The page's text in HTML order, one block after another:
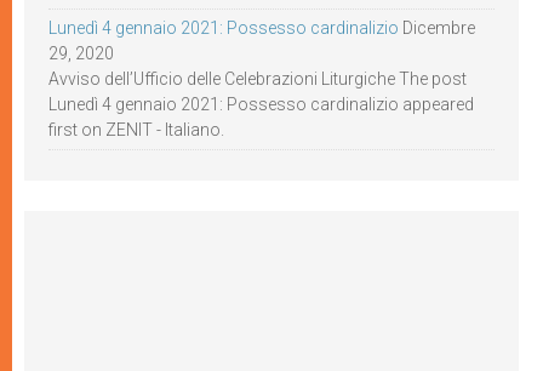
Lunedì 4 gennaio 2021: Possesso cardinalizio Dicembre
29, 2020
Avviso dell’Ufficio delle Celebrazioni Liturgiche The post
Lunedì 4 gennaio 2021: Possesso cardinalizio appeared
first on ZENIT - Italiano.